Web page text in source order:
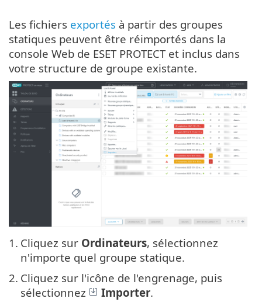
Les fichiers exportés à partir des groupes
statiques peuvent être réimportés dans la
console Web de ESET PROTECT et inclus dans
votre structure de groupe existante.
1. Cliquez sur Ordinateurs, sélectionnez
n'importe quel groupe statique.
2. Cliquez sur l'icône de l'engrenage, puis
sélectionnez
Importer.